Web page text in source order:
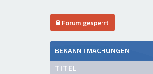
Forum gesperrt
BEKANNTMACHUNGEN
TITEL